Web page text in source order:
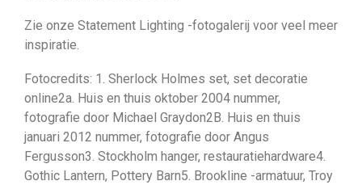
Zie onze Statement Lighting -fotogalerij voor veel meer
inspiratie.
Fotocredits: 1. Sherlock Holmes set, set decoratie
online2a. Huis en thuis oktober 2004 nummer,
fotografie door Michael Graydon2B. Huis en thuis
januari 2012 nummer, fotografie door Angus
Fergusson3. Stockholm hanger, restauratiehardware4.
Gothic Lantern, Pottery Barn5. Brookline -armatuur, Troy